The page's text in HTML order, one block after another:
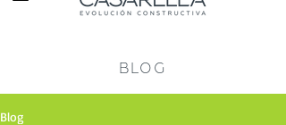
BLOG
Blog